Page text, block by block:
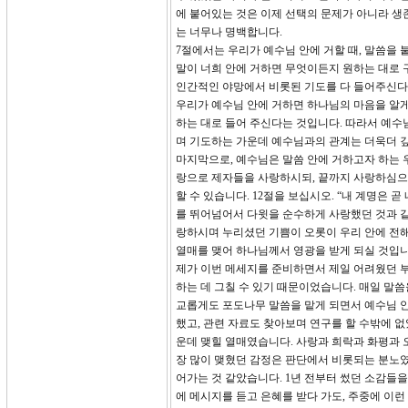
에 붙어있는 것은 이제 선택의 문제가 아니라
는 너무나 명백합니다.
7절에서는 우리가 예수님 안에 거할 때, 말씀을
말이 너희 안에 거하면 무엇이든지 원하는 대로
인간적인 야망에서 비롯된 기도를 다 들어주신
우리가 예수님 안에 거하면 하나님의 마음을 알
하는 대로 들어 주신다는 것입니다. 따라서 예
며 기도하는 가운데 예수님과의 관계는 더욱더
마지막으로, 예수님은 말씀 안에 거하고자 하는
랑으로 제자들을 사랑하시되, 끝까지 사랑하심
할 수 있습니다. 12절을 보십시오. “내 계명은
를 뛰어넘어서 다윗을 순수하게 사랑했던 것과
랑하시며 누리셨던 기쁨이 오롯이 우리 안에 전
열매를 맺어 하나님께서 영광을 받게 되실 것입
제가 이번 메세지를 준비하면서 제일 어려웠던
하는 데 그칠 수 있기 때문이었습니다. 매일 말
교롭게도 포도나무 말씀을 맡게 되면서 예수님
했고, 관련 자료도 찾아보며 연구를 할 수밖에
운데 맺힐 열매였습니다. 사랑과 희락과 화평과
장 많이 맺혔던 감정은 판단에서 비롯되는 분노
어가는 것 같았습니다. 1년 전부터 썼던 소감들
에 메시지를 듣고 은혜를 받다 가도, 주중에 이